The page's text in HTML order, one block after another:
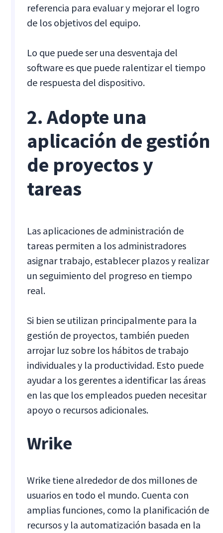
referencia para evaluar y mejorar el logro
de los objetivos del equipo.
Lo que puede ser una desventaja del
software es que puede ralentizar el tiempo
de respuesta del dispositivo.
2. Adopte una
aplicación de gestión
de proyectos y
tareas
Las aplicaciones de administración de
tareas permiten a los administradores
asignar trabajo, establecer plazos y realizar
un seguimiento del progreso en tiempo
real.
Si bien se utilizan principalmente para la
gestión de proyectos, también pueden
arrojar luz sobre los hábitos de trabajo
individuales y la productividad. Esto puede
ayudar a los gerentes a identificar las áreas
en las que los empleados pueden necesitar
apoyo o recursos adicionales.
Wrike
Wrike tiene alrededor de dos millones de
usuarios en todo el mundo. Cuenta con
amplias funciones, como la planificación de
recursos y la automatización basada en la